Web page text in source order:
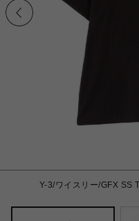
Y-3/ワイスリー/GFX SS